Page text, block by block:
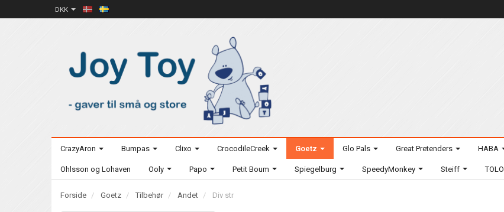
DKK
CrazyAron Bumpas Clixo CrocodileCreek Goetz Glo Pals Great Pretenders HABA
Ohlsson og Lohaven Ooly Papo Petit Boum Spiegelburg SpeedyMonkey Steiff TOLO
Forside Goetz Tilbehør Andet Div str